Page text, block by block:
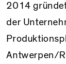
2014
der
Antwerpen/